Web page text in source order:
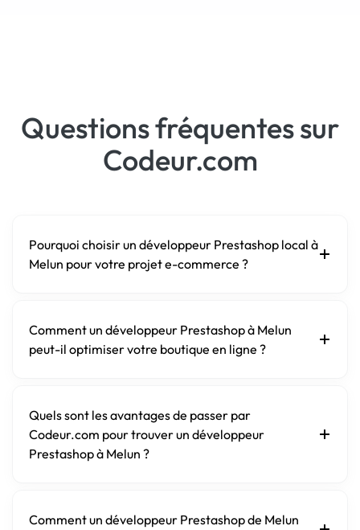
Questions fréquentes sur
Codeur.com
Pourquoi choisir un développeur Prestashop local à
Melun pour votre projet e-commerce ?
Comment un développeur Prestashop à Melun
peut-il optimiser votre boutique en ligne ?
Quels sont les avantages de passer par
Codeur.com pour trouver un développeur
Prestashop à Melun ?
Comment un développeur Prestashop de Melun